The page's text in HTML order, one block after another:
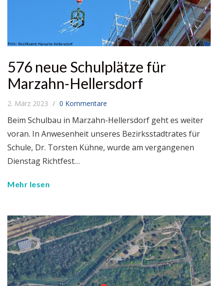
576 neue Schulplätze für
Marzahn-Hellersdorf
2. März 2023 0 Kommentare
Beim Schulbau in Marzahn-Hellersdorf geht es weiter
voran. In Anwesenheit unseres Bezirksstadtrates für
Schule, Dr. Torsten Kühne, wurde am vergangenen
Dienstag Richtfest…
Mehr lesen